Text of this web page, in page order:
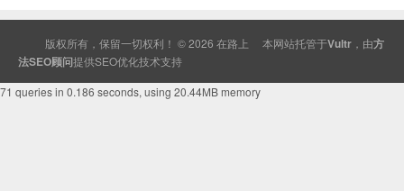
版权所有，保留一切权利！ © 2026 在路上 本网站托管于Vultr ，由方
法SEO顾问提供SEO优化技术支持
71 queries in 0.186 seconds, using 20.44MB memory